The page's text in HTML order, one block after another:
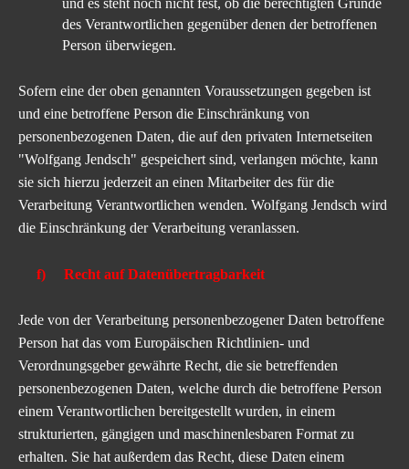
des Verantwortlichen gegenüber denen der betroffenen
Person überwiegen.
Sofern eine der oben genannten Voraussetzungen gegeben ist
und eine betroffene Person die Einschränkung von
personenbezogenen Daten, die auf den privaten Internetseiten
"Wolfgang Jendsch" gespeichert sind, verlangen möchte, kann
sie sich hierzu jederzeit an einen Mitarbeiter des für die
Verarbeitung Verantwortlichen wenden. Wolfgang Jendsch wird
die Einschränkung der Verarbeitung veranlassen.
f) Recht auf Datenübertragbarkeit
Jede von der Verarbeitung personenbezogener Daten betroffene
Person hat das vom Europäischen Richtlinien- und
Verordnungsgeber gewährte Recht, die sie betreffenden
personenbezogenen Daten, welche durch die betroffene Person
einem Verantwortlichen bereitgestellt wurden, in einem
strukturierten, gängigen und maschinenlesbaren Format zu
erhalten. Sie hat außerdem das Recht, diese Daten einem